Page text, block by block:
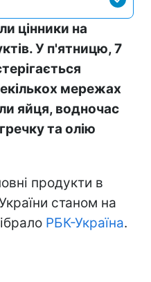
цінники на
У п'ятницю, 7
мережах
яйця, водночас
та олію
продукти в
станом на
РБК-Україна.